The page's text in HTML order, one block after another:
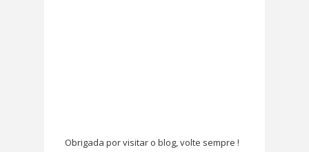
Obrigada por visitar o blog, volte sempre !